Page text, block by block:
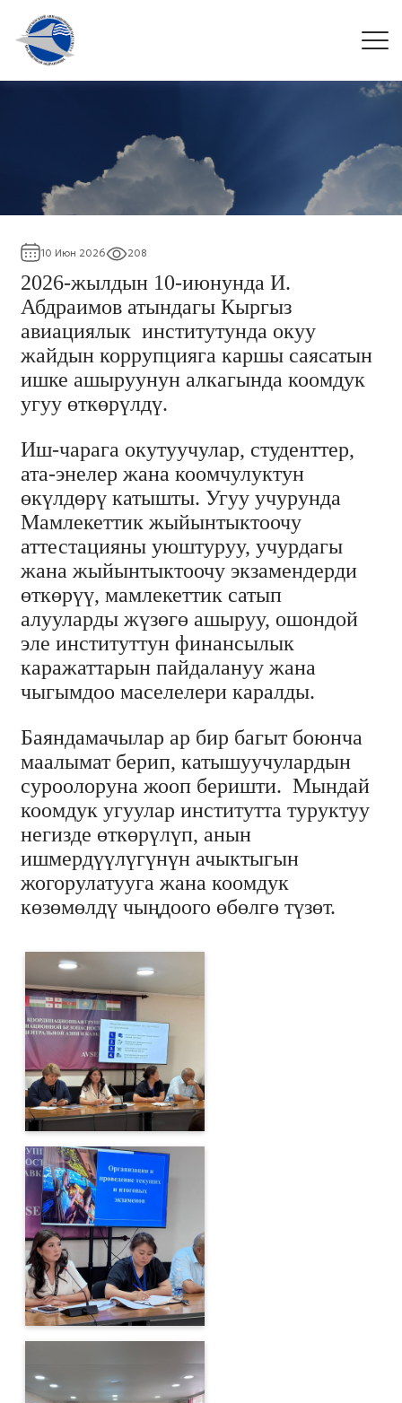
10 Июн 2026 208
2026-жылдын 10-июнунда И.
Абдраимов атындагы Кыргыз
авиациялык институтунда окуу
жайдын коррупцияга каршы саясатын
ишке ашыруунун алкагында коомдук
угуу өткөрүлдү.
Иш-чарага окутуучулар, студенттер,
ата-энелер жана коомчулуктун
өкүлдөрү катышты. Угуу учурунда
Мамлекеттик жыйынтыктоочу
аттестацияны уюштуруу, учурдагы
жана жыйынтыктоочу экзамендерди
өткөрүү, мамлекеттик сатып
алууларды жүзөгө ашыруу, ошондой
эле институттун финансылык
каражаттарын пайдалануу жана
чыгымдоо маселелери каралды.
Баяндамачылар ар бир багыт боюнча
маалымат берип, катышуучулардын
суроолоруна жооп беришти. Мындай
коомдук угуулар институтта туруктуу
негизде өткөрүлүп, анын
ишмердүүлүгүнүн ачыктыгын
жогорулатууга жана коомдук
көзөмөлдү чыңдоого өбөлгө түзөт.